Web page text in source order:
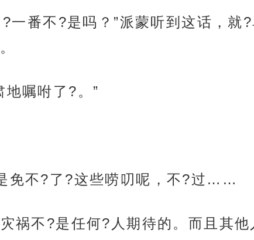
一番不?是吗？”派蒙听到这话，就
嘱咐了?。”
免不?了?这些唠叨呢，不?过……
祸不?是任何?人期待的。而且其他